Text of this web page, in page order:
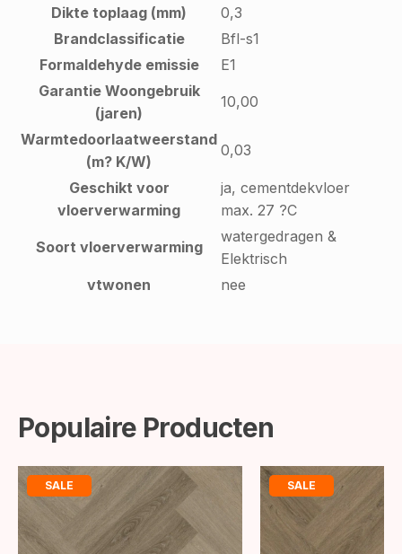
Dikte toplaag (mm)
0,3
Brandclassificatie
Bfl-s1
Formaldehyde emissie
E1
Garantie Woongebruik
(jaren)
10,00
Warmtedoorlaatweerstand
(m? K/W)
0,03
Geschikt voor
vloerverwarming
ja, cementdekvloer
max. 27 ?C
Soort vloerverwarming
watergedragen &
Elektrisch
vtwonen
nee
Populaire Producten
SALE SALE